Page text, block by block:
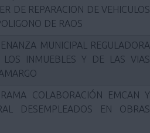
DE REPARACION DE VEHICULOS
DE RAOS
MUNICIPAL REGULADORA
INMUEBLES Y DE LAS VIAS
COLABORACIÓN EMCAN Y
DESEMPLEADOS EN OBRAS